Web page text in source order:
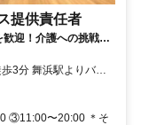
提供責任者
迎！介護への挑戦、
しく働きませんか！
③11:00〜20:00 ＊そ